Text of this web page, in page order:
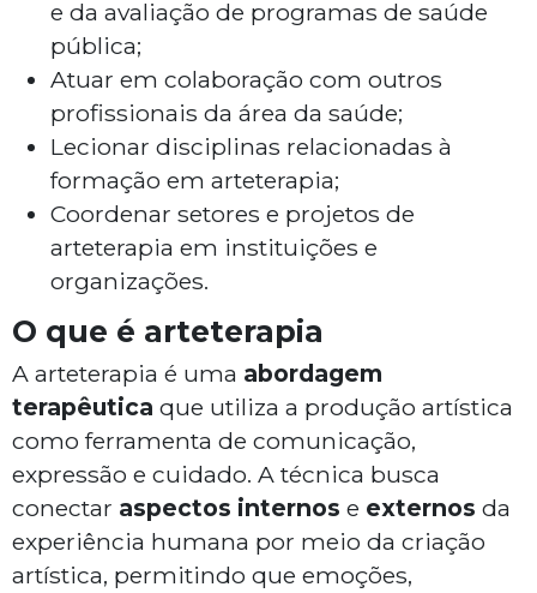
e da avaliação de programas de saúde
pública;
Atuar em colaboração com outros
profissionais da área da saúde;
Lecionar disciplinas relacionadas à
formação em arteterapia;
Coordenar setores e projetos de
arteterapia em instituições e
organizações.
O que é arteterapia
A arteterapia é uma abordagem
terapêutica que utiliza a produção artística
como ferramenta de comunicação,
expressão e cuidado. A técnica busca
conectar aspectos internos e externos da
experiência humana por meio da criação
artística, permitindo que emoções,